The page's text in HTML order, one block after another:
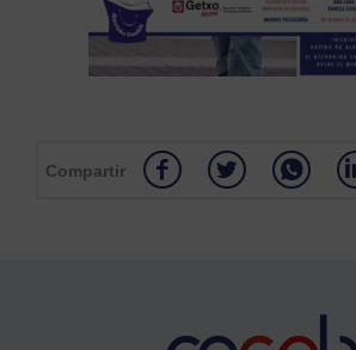
Compartir